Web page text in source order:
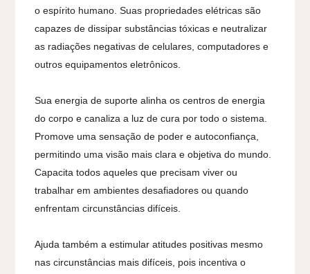
o espírito humano. Suas propriedades elétricas são
capazes de dissipar substâncias tóxicas e neutralizar
as radiações negativas de celulares, computadores e
outros equipamentos eletrônicos.
Sua energia de suporte alinha os centros de energia
do corpo e canaliza a luz de cura por todo o sistema.
Promove uma sensação de poder e autoconfiança,
permitindo uma visão mais clara e objetiva do mundo.
Capacita todos aqueles que precisam viver ou
trabalhar em ambientes desafiadores ou quando
enfrentam circunstâncias difíceis.
Ajuda também a estimular atitudes positivas mesmo
nas circunstâncias mais difíceis, pois incentiva o